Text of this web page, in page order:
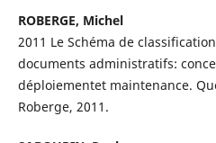
ROBERGE, Michel
2011 Le Schéma de
documents administratifs:
déploiementet maintenance.
Roberge, 2011.